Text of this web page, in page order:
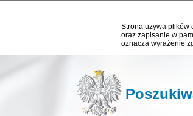
Strona używa plików
oraz zapisanie w
oznacza wyrażenie